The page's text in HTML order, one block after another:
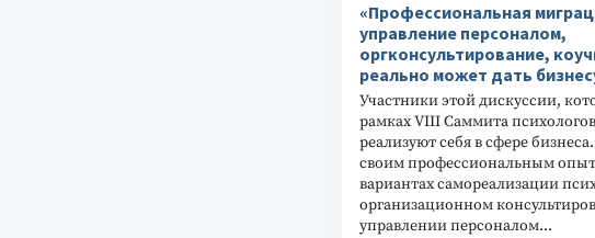
«Профессиональная
управление персоналом,
оргконсультирование,
реально может дать
Участники этой дискуссии,
рамках VIII Саммита
реализуют себя в сфере
своим профессиональным
вариантах самореализации
организационном
управлении персоналом...